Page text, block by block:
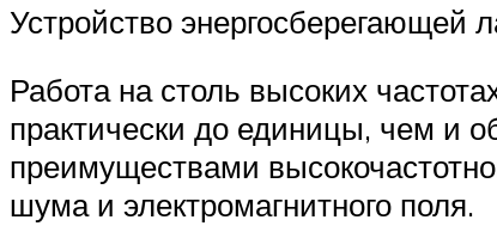
Устройство энергосберегающей
Работа на столь высоких
практически до единицы, чем и
преимуществами
шума и электромагнитного поля.